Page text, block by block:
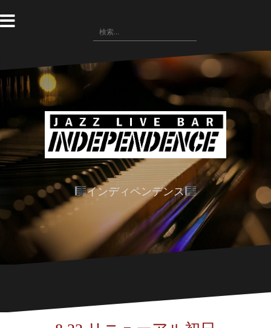
ン
テ
へ
ス
検
索:
インディペンデンス